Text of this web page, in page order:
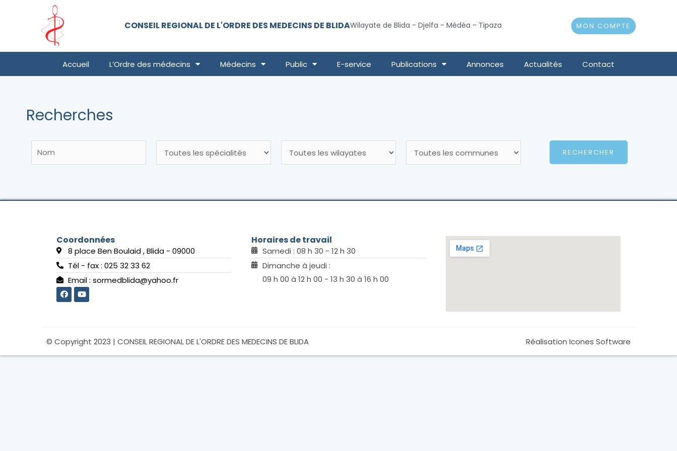
CONSEIL REGIONAL DE L'ORDRE DES MEDECINS DE BLIDAWilayate de Blida - Djelfa - Médéa - Tipaza MON COMPTE
Accueil L’Ordre des médecins Médecins Public E-service Publications Annonces Actualités Contact
Recherches
RECHERCHER
Coordonnées
8 place Ben Boulaid , Blida - 09000
Tél - fax : 025 32 33 62
Email : sormedblida@yahoo.fr
F
a
c
k
Y
o
u
Horaires de travail
Samedi : 08 h 30 - 12 h 30
Dimanche à jeudi :
09 h 00 à 12 h 00 - 13 h 30 à 16 h 00
© Copyright 2023 | CONSEIL REGIONAL DE L'ORDRE DES MEDECINS DE BLIDA Réalisation Icones Software